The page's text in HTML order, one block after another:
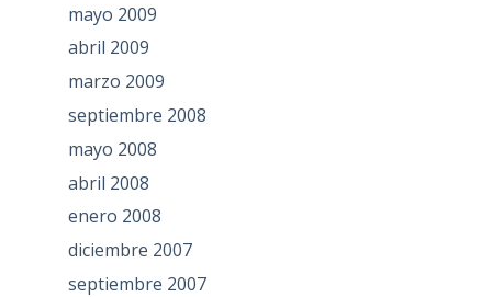
mayo 2009
abril 2009
marzo 2009
septiembre 2008
mayo 2008
abril 2008
enero 2008
diciembre 2007
septiembre 2007